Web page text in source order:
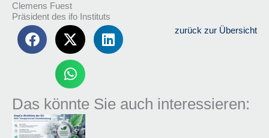
Clemens Fuest
Präsident des ifo Instituts
zurück zur Übersicht
Das könnte Sie auch interessieren: